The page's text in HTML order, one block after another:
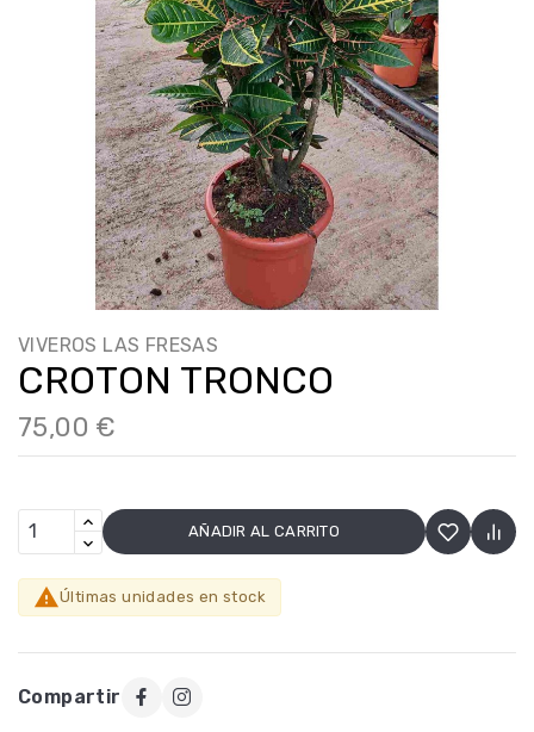
VIVEROS LAS FRESAS
CROTON TRONCO
75,00 €
AÑADIR AL CARRITO
Últimas unidades en stock
Compartir